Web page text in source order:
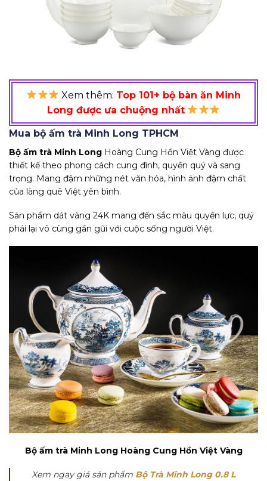
Xem thêm: Top 101+ bộ bàn ăn Minh
Long được ưa chuộng nhất
Mua bộ ấm trà Minh Long TPHCM
Bộ ấm trà Minh Long Hoàng Cung Hồn Việt Vàng được
thiết kế theo phong cách cung đình, quyền quý và sang
trọng. Mang đậm những nét văn hóa, hình ảnh đậm chất
của làng quê Việt yên bình.
Sản phẩm dát vàng 24K mang đến sắc màu quyền lực, quý
phái lại vô cùng gần gũi với cuộc sống người Việt.
Bộ ấm trà Minh Long Hoàng Cung Hồn Việt Vàng
Xem ngay giá sản phẩm Bộ Trà Minh Long 0.8 L